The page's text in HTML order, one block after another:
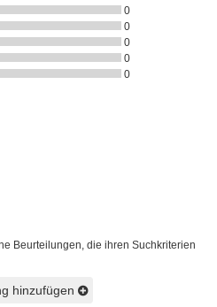
0
0
0
0
0
Beurteilungen, die ihren Suchkriterien
hinzufügen